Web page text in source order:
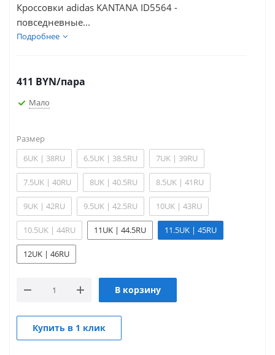
Кроссовки adidas KANTANA ID5564 -
повседневные...
Подробнее
411 BYN/пара
Мало
Размер
6UK | 38RU
6.5UK | 38.5RU 7UK | 39RU
7.5UK | 40RU 8UK | 40.5RU 8.5UK | 41RU
9UK | 42RU 9.5UK | 42.5RU 10UK | 43RU
10.5UK | 44RU 11UK | 44.5RU 11.5UK | 45RU
12UK | 46RU
В корзину
Купить в 1 клик